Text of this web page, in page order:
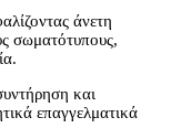
άνετη
σωματότυπους,
και
επαγγελματικά